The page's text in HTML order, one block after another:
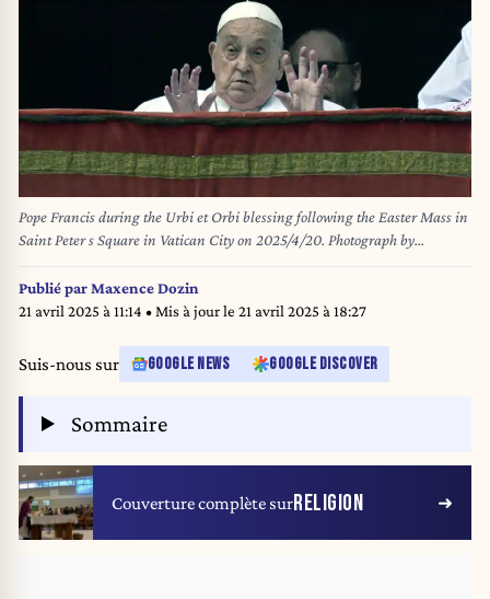
Pope Francis during the Urbi et Orbi blessing following the Easter Mass in
Saint Peter s Square in Vatican City on 2025/4/20. Photograph by
VATICAN MEDIA / CPP / HANS LUCAS. Le pape Francois lors de la
benediction Urbi et Orbi apres la messe de Paques sur la place Saint-Pierre
au Vatican le 2025/4/20. Photographie VATICAN MEDIA / CPP / HANS
AFP)
Publié parMaxence Dozin
21 avril 2025 à 11:14 • Mis à jour le 21 avril 2025 à 18:27
Suis-nous sur GOOGLE NEWS GOOGLE DISCOVER
Sommaire
Couverture complète surRELIGION